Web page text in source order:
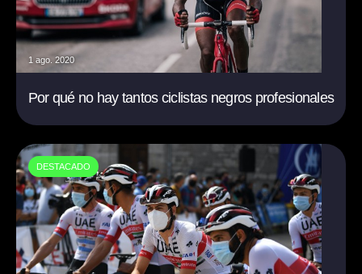
1 ago. 2020
Por qué no hay tantos ciclistas negros profesionales
DESTACADO